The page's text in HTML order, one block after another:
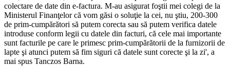
colectare de date din e-factura. M-au asigurat foştii mei colegi de la
Ministerul Finanţelor că vom găsi o soluţie la cei, nu ştiu, 200-300
de prim-cumpărători să putem corecta sau să putem verifica datele
introduse conform legii cu datele din facturi, că cele mai importante
sunt facturile pe care le primesc prim-cumpărătorii de la furnizorii de
lapte şi atunci putem să fim siguri că datele sunt corecte şi la zi', a
mai spus Tanczos Barna.